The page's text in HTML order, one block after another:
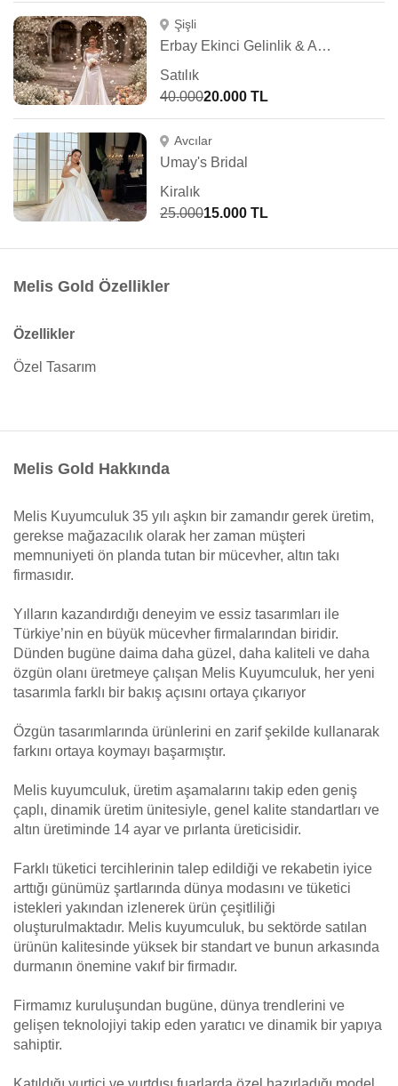
Şişli
Erbay Ekinci Gelinlik & Abiye
Satılık
40.00020.000 TL
Avcılar
Umay's Bridal
Kiralık
25.00015.000 TL
Melis Gold Özellikler
Özellikler
Özel Tasarım
Melis Gold Hakkında
Melis Kuyumculuk 35 yılı aşkın bir zamandır gerek üretim,
gerekse mağazacılık olarak her zaman müşteri
memnuniyeti ön planda tutan bir mücevher, altın takı
firmasıdır.
Yılların kazandırdığı deneyim ve essiz tasarımları ile
Türkiye’nin en büyük mücevher firmalarından biridir.
Dünden bugüne daima daha güzel, daha kaliteli ve daha
özgün olanı üretmeye çalışan Melis Kuyumculuk, her yeni
tasarımla farklı bir bakış açısını ortaya çıkarıyor
Özgün tasarımlarında ürünlerini en zarif şekilde kullanarak
farkını ortaya koymayı başarmıştır.
Melis kuyumculuk, üretim aşamalarını takip eden geniş
çaplı, dinamik üretim ünitesiyle, genel kalite standartları ve
altın üretiminde 14 ayar ve pırlanta üreticisidir.
Farklı tüketici tercihlerinin talep edildiği ve rekabetin iyice
arttığı günümüz şartlarında dünya modasını ve tüketici
istekleri yakından izlenerek ürün çeşitliliği
oluşturulmaktadır. Melis kuyumculuk, bu sektörde satılan
ürünün kalitesinde yüksek bir standart ve bunun arkasında
durmanın önemine vakıf bir firmadır.
Firmamız kuruluşundan bugüne, dünya trendlerini ve
gelişen teknolojiyi takip eden yaratıcı ve dinamik bir yapıya
sahiptir.